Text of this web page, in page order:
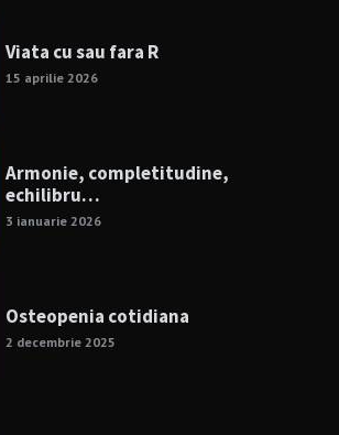
Viata cu sau fara R
15 aprilie 2026
Armonie, completitudine,
echilibru…
3 ianuarie 2026
Osteopenia cotidiana
2 decembrie 2025